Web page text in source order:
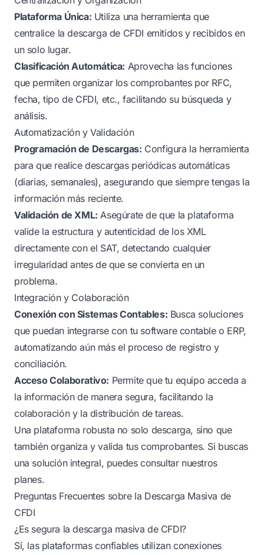
Plataforma Única: Utiliza una herramienta que
centralice la descarga de CFDI emitidos y recibidos en
un solo lugar.
Clasificación Automática: Aprovecha las funciones
que permiten organizar los comprobantes por RFC,
fecha, tipo de CFDI, etc., facilitando su búsqueda y
análisis.
Automatización y Validación
Programación de Descargas: Configura la herramienta
para que realice descargas periódicas automáticas
(diarias, semanales), asegurando que siempre tengas la
información más reciente.
Validación de XML: Asegúrate de que la plataforma
valide la estructura y autenticidad de los XML
directamente con el SAT, detectando cualquier
irregularidad antes de que se convierta en un
problema.
Integración y Colaboración
Conexión con Sistemas Contables: Busca soluciones
que puedan integrarse con tu software contable o ERP,
automatizando aún más el proceso de registro y
conciliación.
Acceso Colaborativo: Permite que tu equipo acceda a
la información de manera segura, facilitando la
colaboración y la distribución de tareas.
Una plataforma robusta no solo descarga, sino que
también organiza y valida tus comprobantes. Si buscas
una solución integral, puedesconsultar nuestros
planes.
Preguntas Frecuentes sobre la Descarga Masiva de
CFDI
¿Es segura la descarga masiva de CFDI?
Sí, las plataformas confiables utilizan conexiones